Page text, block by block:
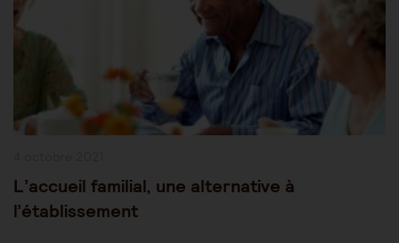
L’accueil familial, une alternative à
l’établissement